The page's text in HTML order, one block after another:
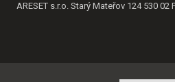
ARESET s.r.o. Starý Mateřov 124 530